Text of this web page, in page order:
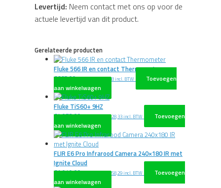
Levertijd: Neem contact met ons op voor de
actuele levertijd van dit product.
Gerelateerde producten
Fluke 566 IR en contact Thermometer
€668,00 excl. BTW€808,28 incl. BTW
Toevoegen
aan winkelwagen
Fluke TiS60+ 9HZ
€4.073,00 excl. BTW€4.928,33 incl. BTW
Toevoegen
aan winkelwagen
FLIR E6 Pro Infrarood Camera 240×180 IR met
Ignite Cloud
€1.949,00 excl. BTW€2.358,29 incl. BTW
Toevoegen
aan winkelwagen